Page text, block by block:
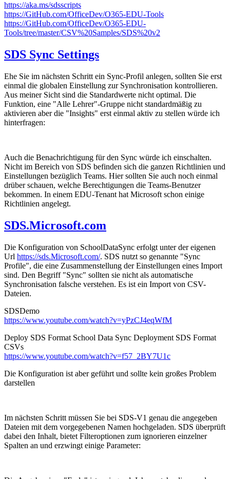
https://aka.ms/sdsscripts
https://GitHub.com/OfficeDev/O365-EDU-Tools
https://GitHub.com/OfficeDev/O365-EDU-
Tools/tree/master/CSV%20Samples/SDS%20v2
SDS Sync Settings
Ehe Sie im nächsten Schritt ein Sync-Profil anlegen, sollten Sie erst
einmal die globalen Einstellung zur Synchronisation kontrollieren.
Aus meiner Sicht sind die Standardwerte nicht optimal. Die
Funktion, eine "Alle Lehrer"-Gruppe nicht standardmäßig zu
aktivieren aber die "Insights" erst einmal aktiv zu stellen würde ich
hinterfragen:
Auch die Benachrichtigung für den Sync würde ich einschalten.
Nicht im Bereich von SDS befinden sich die ganzen Richtlinien und
Einstellungen bezüglich Teams. Hier sollten Sie auch noch einmal
drüber schauen, welche Berechtigungen die Teams-Benutzer
bekommen. In einem EDU-Tenant hat Microsoft schon einige
Richtlinien angelegt.
SDS.Microsoft.com
Die Konfiguration von SchoolDataSync erfolgt unter der eigenen
Url https://sds.Microsoft.com/. SDS nutzt so genannte "Sync
Profile", die eine Zusammenstellung der Einstellungen eines Import
sind. Den Begriff "Sync" sollten sie nicht als automatische
Synchronisation falsche verstehen. Es ist ein Import von CSV-
Dateien.
SDSDemo
https://www.youtube.com/watch?v=yPzCJ4eqWfM
Deploy SDS Format School Data Sync Deployment SDS Format
CSVs
https://www.youtube.com/watch?v=f57_2BY7U1c
Die Konfiguration ist aber geführt und sollte kein großes Problem
darstellen
Im nächsten Schritt müssen Sie bei SDS-V1 genau die angegeben
Dateien mit dem vorgegebenen Namen hochgeladen. SDS überprüft
dabei den Inhalt, bietet Filteroptionen zum ignorieren einzelner
Spalten an und erzwingt einige Parameter: